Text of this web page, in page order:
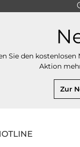
Sie den
Aktion
Zur